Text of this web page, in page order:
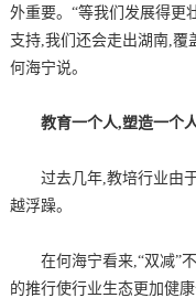
外重要。“等我们发展得更
支持,我们还会走出湖南,覆
何海宁说。
教育一个人,塑造一个
过去几年,教培行业由
越浮躁。
在何海宁看来,“双减”
的推行使行业生态更加健